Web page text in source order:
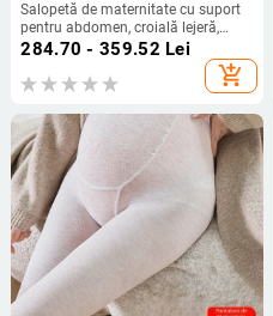
Salopetă de maternitate cu suport
pentru abdomen, croială lejeră,
poliester 50-70%, elasticitate mare,
284.70 - 359.52 Lei
add_shopping_cart